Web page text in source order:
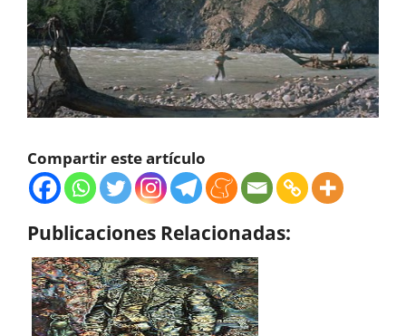
Compartir este artículo
Publicaciones Relacionadas: